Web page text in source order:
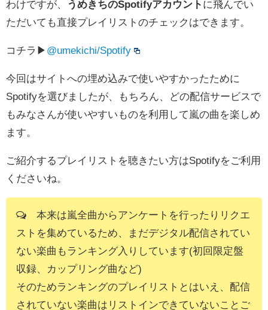
わけですが、
うめきちのSpotifyアカウント に飛んでい
ただいても直接プレイリストのチェックはできます。
コチラ▶ @umekichi/Spotify
今回はサイトへの埋め込みで使いやすかったために
Spotifyを選びましたが、もちろん、どの配信サービスで
もみなさんが使いやすいものを利用して嵐の曲を楽しめ
ます。
ご紹介するプレイリストを聴きたい方はSpotifyをご利用
くださいね。
本来は嵐全曲からアンケートを行ったりリクエ
ストを集めているため、まだデジタル配信されてい
ない楽曲もランキング入りしています(初回限定盤
収録、カップリング曲など)
そのためランキングのプレイリストとはいえ、配信
されていない楽曲はリストインできていないことご